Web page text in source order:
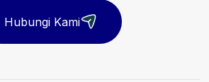
Hubungi Kami